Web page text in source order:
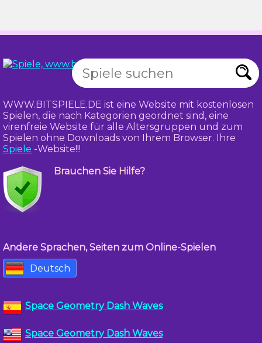
WWW.BITSPIELE.DE ist eine Website mit kostenlosen
Spielen, die nach Kategorien geordnet sind, eine
virenfreie Website für alle Altersgruppen und zum
Spielen ohne Downloads von Ihrem Browser. Ihre
Spiele -Website!!!
Brauchen Sie Hilfe?
Andere Sprachen, Seiten zum Online-Spielen
Deutsch
Space Geometry Dash Waves
Space Geometry Dash Waves